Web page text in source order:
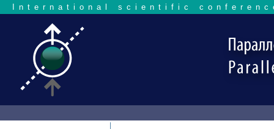
International scientific